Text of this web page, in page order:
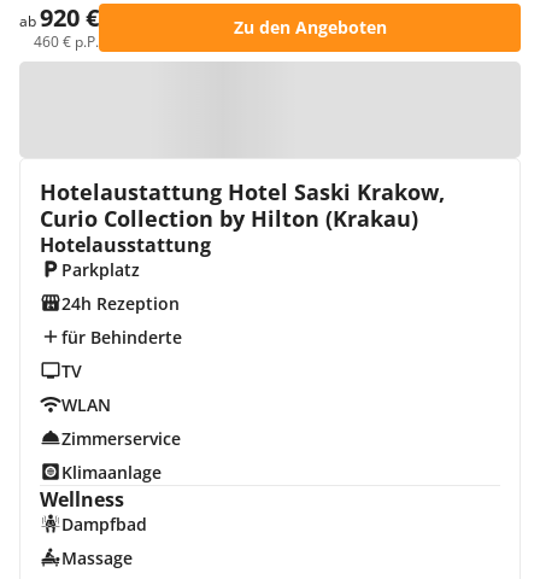
ab920 €
460 € p.P.
Zu den Angeboten
Hotelaustattung Hotel Saski Krakow,
Curio Collection by Hilton (Krakau)
Hotelausstattung
Parkplatz
24h Rezeption
für Behinderte
TV
WLAN
Zimmerservice
Klimaanlage
Wellness
Dampfbad
Massage